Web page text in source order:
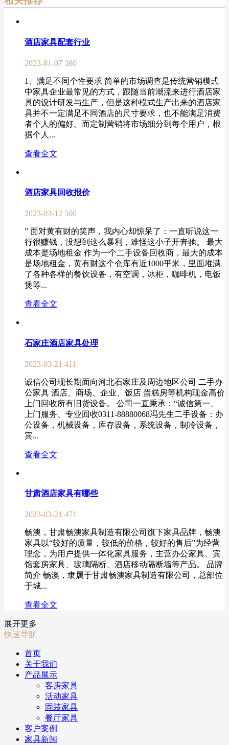
酒店家具配套行业
2023-01-07 360
1、满足不同个性要求 简单的市场调查是传统营销模式
中家具企业最常见的方式，跟随当前潮流来进行酒店家
具的设计研发与生产，但是这种模式生产出来的酒店家
具并不一定满足不同酒店的尺寸要求，也不能满足消费
者个人的偏好。而定制营销将市场细分到每个用户，根
据个人...
查看全文
酒店家具回收报价
2023-03-12 500
” 面对黄有财的笑声，我内心却惊呆了：一直听说这一
行很赚钱，没想到这么暴利，难怪这小子开奔驰。 最大
成本是场地租金 作为一个二手设备回收商，最大的成本
是场地租金，黄有财这个仓库有近1000平米，里面堆满
了各种各样的餐饮设备，有空调，冰柜，咖啡机，电饭
煲等...
查看全文
石家庄酒店家具处理
2023-03-21 411
诚信公司现长期面向河北石家庄及周边地区公司 二手办
公家具 酒店、商场、企业、饭店 蛋糕房等机构现金高价
上门回收所有旧货设备。 公司一直秉承：“诚信第一、
上门服务、专业回收0311-88880068冯先生二手设备：办
公设备，机械设备，库存设备，系统设备，制冷设备，
宾...
查看全文
甘肃酒店家具有哪些
2023-03-21 471
畅澳，甘肃畅澳家具制造有限公司旗下家具品牌，畅澳
家具以“较好的质量，较低的价格，较好的售后”为经营
理念，为用户提供一体化家具服务，主营办公家具、宾
馆套房家具、玻璃隔断、酒店移动隔断墙等产品。 品牌
简介 畅澳，隶属于甘肃畅澳家具制造有限公司，总部位
于城...
查看全文
展开更多
快速导航
首页
关于我们
产品展示
客房家具
活动家具
固装家具
餐厅家具
客户案例
家具新闻